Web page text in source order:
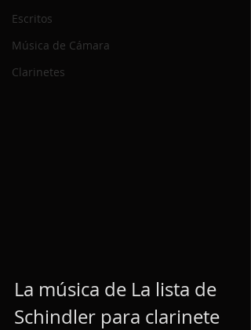
Escritos
Música de Cámara
Clarinetes
La música de La lista de
Schindler para clarinete